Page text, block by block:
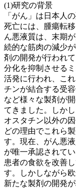
(1)研究の背景
「がん」は日本人
死亡には、腫瘍転
ん悪液質は、末期
続的な筋肉の減少
剤の開発が行われ
分化を抑制させる
活発に行われ、こ
チンが結合する受
など様々な製剤が
てきました。しか
オスタチン以外の
どの理由でこれら
す。現在、がん悪
が唯一承認されて
患者の食欲を改善
す。しかしながら
新たな製剤の開発